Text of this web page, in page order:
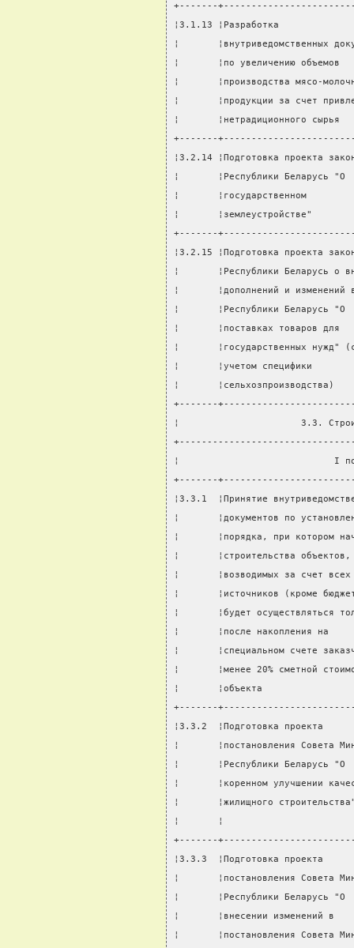
+-------
¦3.1.13 ¦Разработка
¦
¦       ¦по увеличению
¦       ¦производства
¦       ¦продукции за
¦
+-------
¦3.2.14 ¦Подготовка проекта
¦       ¦Республики
¦
¦
+-------
¦3.2.15 ¦Подготовка проекта
¦       ¦Республики
¦       ¦дополнений и
¦       ¦Республики
¦       ¦поставках
¦
¦       ¦учетом
¦
+-------
¦                      3.3.
¦                            I
+-------
¦3.3.1  ¦Принятие
¦       ¦документов по
¦       ¦порядка, при
¦       ¦строительства
¦       ¦возводимых за
¦       ¦источников
¦       ¦будет
¦       ¦после
¦       ¦специальном
¦       ¦менее 20%
¦       ¦объекта
+-------
¦3.3.2  ¦Подготовка проекта
¦       ¦постановления Совета
¦       ¦Республики
¦       ¦коренном улучшении
¦       ¦жилищного
¦       ¦
+-------
¦3.3.3  ¦Подготовка проекта
¦       ¦постановления Совета
¦       ¦Республики
¦       ¦внесении
¦       ¦постановления